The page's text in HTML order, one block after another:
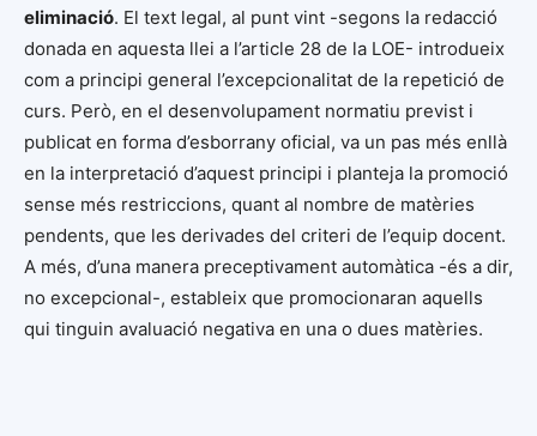
eliminació. El text legal, al punt vint -segons la redacció
donada en aquesta llei a l’article 28 de la LOE- introdueix
com a principi general l’excepcionalitat de la repetició de
curs. Però, en el desenvolupament normatiu previst i
publicat en forma d’esborrany oficial, va un pas més enllà
en la interpretació d’aquest principi i planteja la promoció
sense més restriccions, quant al nombre de matèries
pendents, que les derivades del criteri de l’equip docent.
A més, d’una manera preceptivament automàtica -és a dir,
no excepcional-, estableix que promocionaran aquells
qui tinguin avaluació negativa en una o dues matèries.